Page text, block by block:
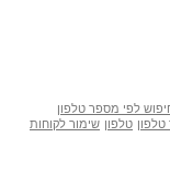
לפי מספר טלפון
טלפון שימור לקוחות